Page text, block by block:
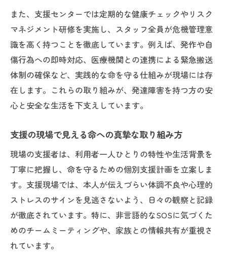
する
命を預かる仕事が支援の工夫を生み出す理
由
支援の現場が語る命を預かる意義
命を預かる仕事の現場から見た発達障害支
援の意義
発達障害支援現場が語る命と向き合う意義
とは
命を預かる仕事で見える家族と本人の変化
支援現場で実感する命を守る仕事の意味
命と向き合う発達障害支援の魅力を探る
命を預かる仕事が感じる発達障害支援の魅
力
発達障害支援の現場で命と向き合う体験談
また、支援センターでは定期的な健康チェックやリスク
マネジメント研修を実施し、スタッフ全員が危機管理意
識を高く持つことを徹底しています。例えば、発作や自
傷行為への即時対応、医療機関との連携による緊急搬送
体制の確保など、実践的な命を守る仕組みが現場には存
在します。これらの取り組みが、発達障害を持つ方の安
心と安全な生活を下支えしています。
支援の現場で見える命への真摯な取り組み方
現場の支援者は、利用者一人ひとりの特性や生活背景を
丁寧に把握し、命を守るための個別支援計画を立案しま
す。支援現場では、本人が伝えづらい体調不良や心理的
ストレスのサインを見逃さないよう、日々の観察と記録
が徹底されています。特に、非言語的なSOSに気づくた
めのチームミーティングや、家族との情報共有が重視さ
れています。